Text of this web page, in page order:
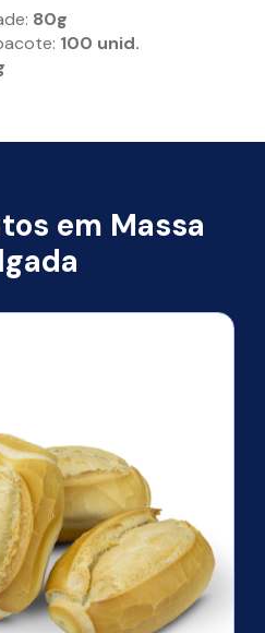
80g
100 unid.
em Massa